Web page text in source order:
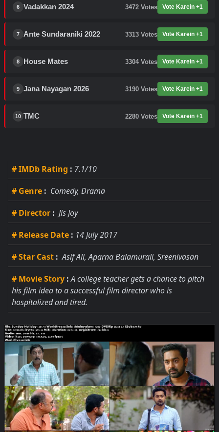
6 Vadakkan 2024 3472 Votes Vote Karein +1
7 Ante Sundaraniki 2022 3313 Votes Vote Karein +1
8 House Mates 3304 Votes Vote Karein +1
9 Jana Nayagan 2026 3190 Votes Vote Karein +1
10 TMC 2280 Votes Vote Karein +1
# IMDb Rating : 7.1/10
# Genre : Comedy, Drama
# Director : Jis Joy
# Release Date : 14 July 2017
# Star Cast : Asif Ali, Aparna Balamurali, Sreenivasan
# Movie Story : A college teacher gets a chance to pitch
his film idea to a successful film director who is
hospitalized and tired.